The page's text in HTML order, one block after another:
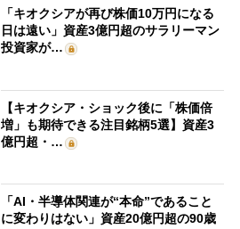
「キオクシアが再び株価10万円になる
日は遠い」資産3億円超のサラリーマン
投資家が…
【キオクシア・ショック後に「株価倍
増」も期待できる注目銘柄5選】資産3
億円超・…
「AI・半導体関連が“本命”であること
に変わりはない」資産20億円超の90歳